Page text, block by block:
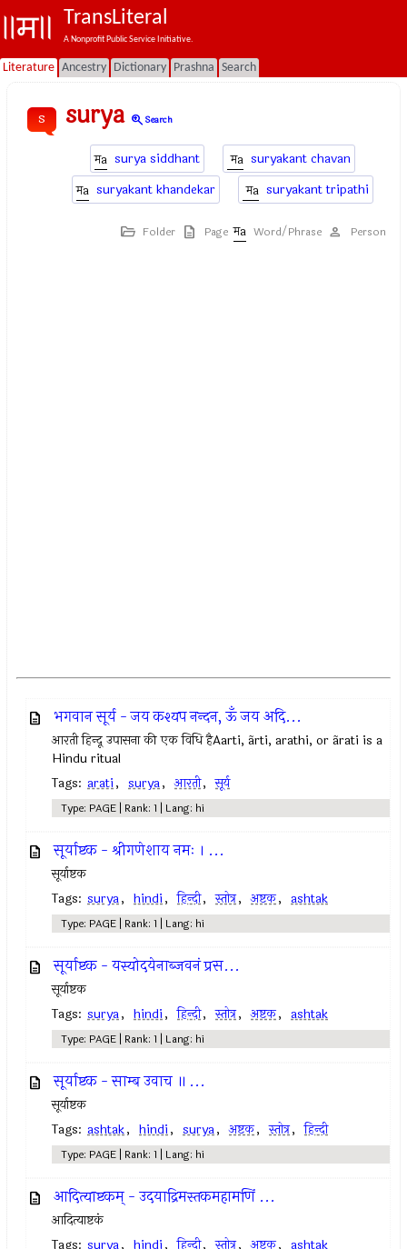
TransLiteral
A Nonprofit Public Service Initiative.
Literature Ancestry Dictionary Prashna Search
s surya zoom_inSearch
surya siddhant
suryakant chavan
suryakant khandekar
suryakant tripathi
Folder Page Word/Phrase Person
भगवान सूर्य - जय कश्यप नन्दन, ऊँ जय अदि...
आरती हिन्दू उपासना की एक विधि हैAarti, ãrti, arathi, or ãrati is a
Hindu ritual
Tags: arati, surya, आरती, सूर्य
Type: PAGE | Rank: 1 | Lang: hi
सूर्याष्टक - श्रीगणेशाय नमः । ...
सूर्याष्टक
Tags: surya, hindi, हिन्दी, स्तोत्र, अष्टक, ashtak
Type: PAGE | Rank: 1 | Lang: hi
सूर्याष्टक - यस्योदयेनाब्जवनं प्रस...
सूर्याष्टक
Tags: surya, hindi, हिन्दी, स्तोत्र, अष्टक, ashtak
Type: PAGE | Rank: 1 | Lang: hi
सूर्याष्टक - साम्ब उवाच ॥ ...
सूर्याष्टक
Tags: ashtak, hindi, surya, अष्टक, स्तोत्र, हिन्दी
Type: PAGE | Rank: 1 | Lang: hi
आदित्याष्टकम् - उदयाद्रिमस्तकमहामणिं ...
आदित्याष्टकं
Tags: surya, hindi, हिन्दी, स्तोत्र, अष्टक, ashtak